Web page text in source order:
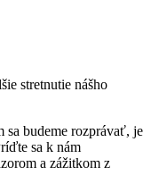
stretnutie nášho
sa budeme rozprávať, je
sa k nám
a zážitkom z